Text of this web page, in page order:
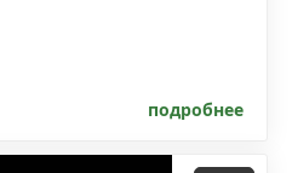
подробнее